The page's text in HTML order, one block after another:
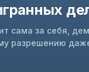
сама за себя,
разрешению